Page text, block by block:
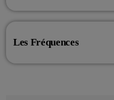
Les Fréquences